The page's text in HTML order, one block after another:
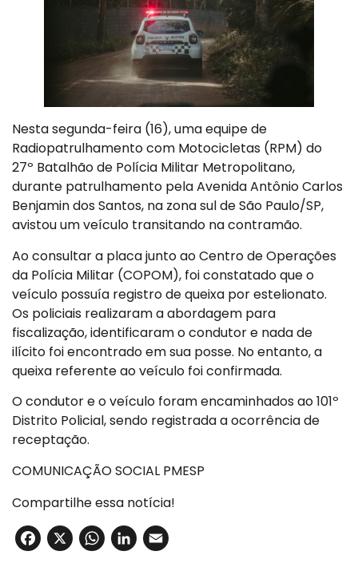
Nesta segunda-feira (16), uma equipe de
Radiopatrulhamento com Motocicletas (RPM) do
27º Batalhão de Polícia Militar Metropolitano,
durante patrulhamento pela Avenida Antônio Carlos
Benjamin dos Santos, na zona sul de São Paulo/SP,
avistou um veículo transitando na contramão.
Ao consultar a placa junto ao Centro de Operações
da Polícia Militar (COPOM), foi constatado que o
veículo possuía registro de queixa por estelionato.
Os policiais realizaram a abordagem para
fiscalização, identificaram o condutor e nada de
ilícito foi encontrado em sua posse. No entanto, a
queixa referente ao veículo foi confirmada.
O condutor e o veículo foram encaminhados ao 101º
Distrito Policial, sendo registrada a ocorrência de
receptação.
COMUNICAÇÃO SOCIAL PMESP
Compartilhe essa notícia!
Facebook
X WhatsApp
LinkedIn